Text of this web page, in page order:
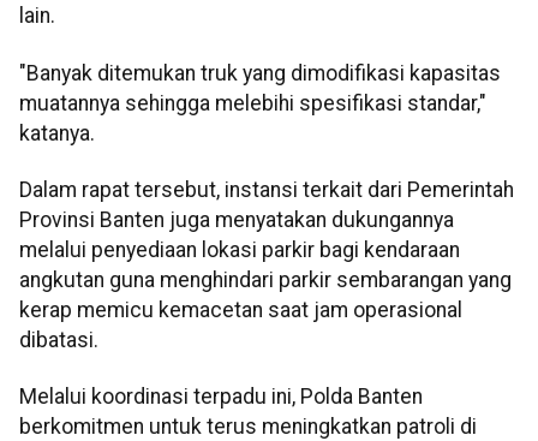
lain.
"Banyak ditemukan truk yang dimodifikasi kapasitas
muatannya sehingga melebihi spesifikasi standar,"
katanya.
Dalam rapat tersebut, instansi terkait dari Pemerintah
Provinsi Banten juga menyatakan dukungannya
melalui penyediaan lokasi parkir bagi kendaraan
angkutan guna menghindari parkir sembarangan yang
kerap memicu kemacetan saat jam operasional
dibatasi.
Melalui koordinasi terpadu ini, Polda Banten
berkomitmen untuk terus meningkatkan patroli di